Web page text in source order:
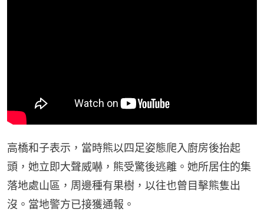
高橋和子表示，當時熊以四足姿態爬入廚房後抬起
頭，她立即大聲威嚇，熊受驚後逃離。她所居住的集
落地處山區，周邊種有果樹，以往也曾目擊熊隻出
沒。當地警方已接獲通報。